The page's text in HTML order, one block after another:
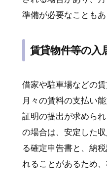
準備が必要なこともあ
賃貸物件等の入
借家や駐車場などの
月々の賃料の支払い
証明の提出が求めら
の場合は、安定した
る確定申告書と、納
れることがあるため